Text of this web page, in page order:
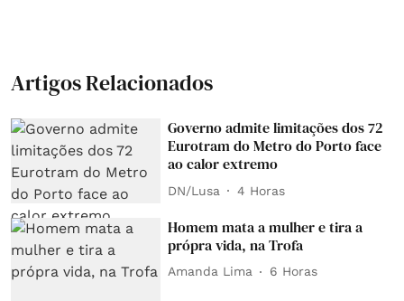
Artigos Relacionados
Governo admite limitações dos 72
Eurotram do Metro do Porto face
ao calor extremo
DN/Lusa 4 Horas
Homem mata a mulher e tira a
própra vida, na Trofa
Amanda Lima 6 Horas